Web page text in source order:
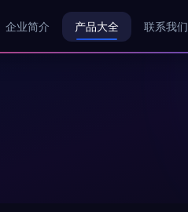
企业简介 产品大全 联系我们